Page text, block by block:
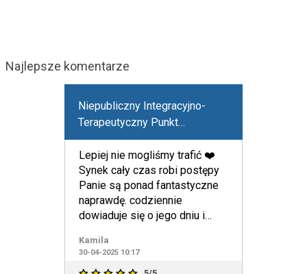
Najlepsze komentarze
Niepubliczny Integracyjno-
Terapeutyczny Punkt
Przedszkolny "Lawendowy
Król"
Lepiej nie mogliśmy trafić ❤️
Synek cały czas robi postępy
Panie są ponad fantastyczne
naprawdę. codziennie
dowiaduje się o jego dniu i
Kamila
30-04-2025 10:17